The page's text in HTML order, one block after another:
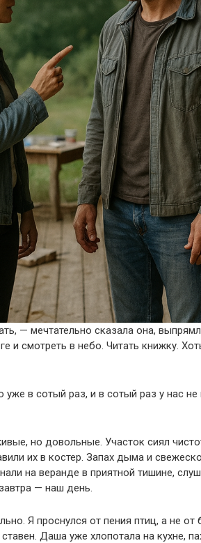
— мечтательно сказала она,
и смотреть в небо. Читать книжку.
в сотый раз, и в сотый раз у нас
но довольные. Участок сиял
их в костер. Запах дыма и
на веранде в приятной тишине,
— наш день.
Я проснулся от пения птиц, а не от
Даша уже хлопотала на кухне,